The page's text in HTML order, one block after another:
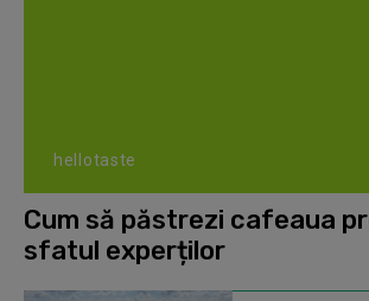
hellotaste
Cum să păstrezi cafeaua
sfatul experților